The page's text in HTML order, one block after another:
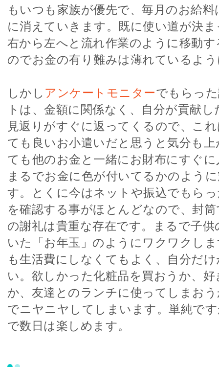
もいつも家族が優先で、毎月のお給
に消えていきます。既に使い道が決
右から左へと流れ作業のように移動
のでお金の有り難みは薄れているよ
しかし アンケートモニターでもらっ
トは、金額に関係なく、自分が貢献
見返りがすぐに返ってくるので、こ
ても良いお小遣いだと思うと気分も
ても他のお金と一緒にお財布にすぐ
まるでお金に色が付いてるかのよう
す。とくに今はネットや振込でもら
を確認する事がほとんどなので、封
の謝礼は貴重な存在です。まるで子
いた「お年玉」のようにワクワクし
も生活費にしなくてもよく、自分だ
い。欲しかった化粧品を買おうか、
か、友達とのランチに使ってしまお
でニヤニヤしてしまいます。単純で
で数日は楽しめます。